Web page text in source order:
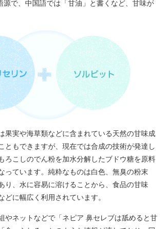
源で、中国語では「甘油」と書くなど、甘味が
果実や海草類などに含まれている天然の甘味成
ともできますが、現在では合成の技術が発達し
ろこしのでん粉を加水分解したブドウ糖を原料
っています。純粋なものは白色、無臭の粉末
り、水に容易に溶けることから、食品の甘味
どに幅広く利用されています。
やネットなどで「ネピア 鼻セレブは舐めると甘